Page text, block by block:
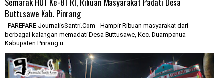
Buttusawe Kab. Pinrang
PAREPARE JournalisSantri.Com - Hampir Ribuan masyarakat dari
berbagai kalangan memadati Desa Buttusawe, Kec. Duampanua
Kabupaten Pinrang u...